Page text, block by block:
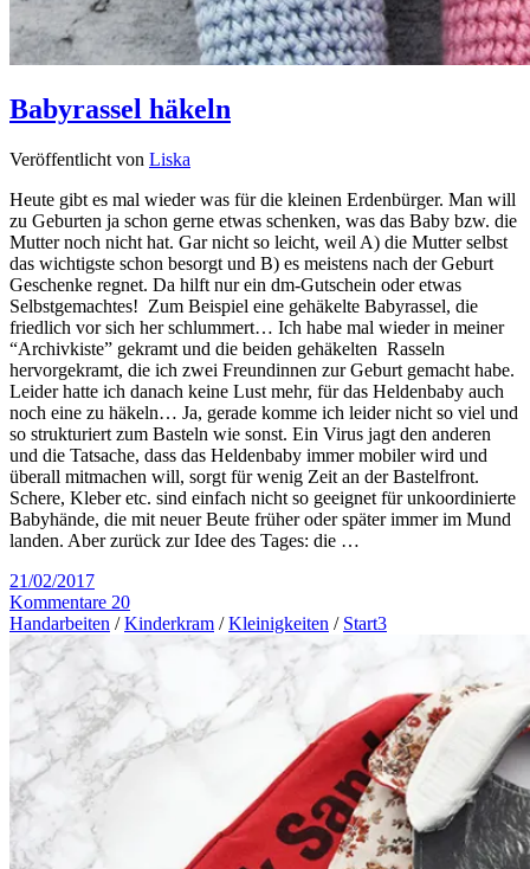
Babyrassel häkeln
Veröffentlicht von Liska
Heute gibt es mal wieder was für die kleinen Erdenbürger. Man will
zu Geburten ja schon gerne etwas schenken, was das Baby bzw. die
Mutter noch nicht hat. Gar nicht so leicht, weil A) die Mutter selbst
das wichtigste schon besorgt und B) es meistens nach der Geburt
Geschenke regnet. Da hilft nur ein dm-Gutschein oder etwas
Selbstgemachtes! Zum Beispiel eine gehäkelte Babyrassel, die
friedlich vor sich her schlummert… Ich habe mal wieder in meiner
“Archivkiste” gekramt und die beiden gehäkelten Rasseln
hervorgekramt, die ich zwei Freundinnen zur Geburt gemacht habe.
Leider hatte ich danach keine Lust mehr, für das Heldenbaby auch
noch eine zu häkeln… Ja, gerade komme ich leider nicht so viel und
so strukturiert zum Basteln wie sonst. Ein Virus jagt den anderen
und die Tatsache, dass das Heldenbaby immer mobiler wird und
überall mitmachen will, sorgt für wenig Zeit an der Bastelfront.
Schere, Kleber etc. sind einfach nicht so geeignet für unkoordinierte
Babyhände, die mit neuer Beute früher oder später immer im Mund
landen. Aber zurück zur Idee des Tages: die …
21/02/2017
Kommentare 20
Handarbeiten /Kinderkram /Kleinigkeiten / Start3